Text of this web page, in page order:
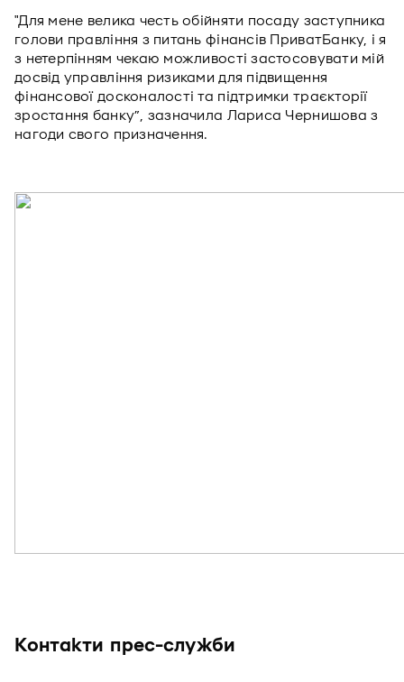
"Для мене велика честь обійняти посаду заступника
голови правління з питань фінансів ПриватБанку, і я
з нетерпінням чекаю можливості застосовувати мій
досвід управління ризиками для підвищення
фінансової досконалості та підтримки траєкторії
зростання банку”, зазначила Лариса Чернишова з
нагоди свого призначення.
Контакти прес-служби